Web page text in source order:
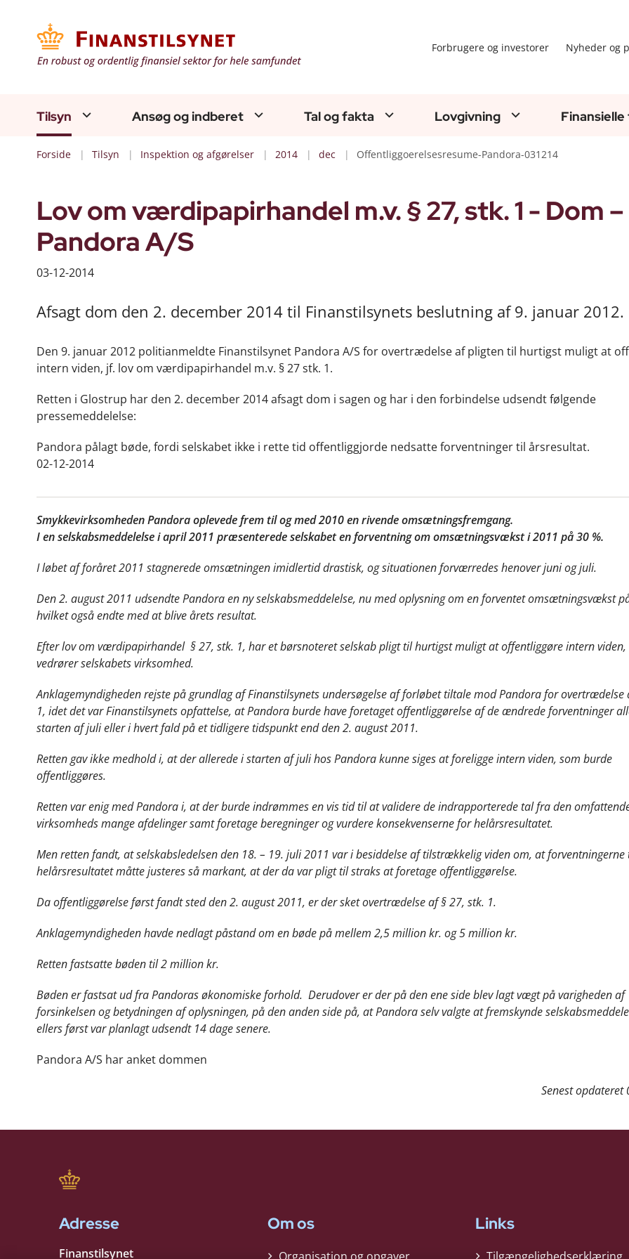
Forbrugere og investorer Nyheder og
Tilsyn Ansøg og indberet Tal og fakta Lovgivning
Forside Tilsyn Inspektion og afgørelser 2014 dec Offentliggoerelsesresume-Pandora-031214
Lov om værdipapirhandel m.v. § 27, stk. 1 - Dom –
Pandora A/S
03-12-2014
Afsagt dom den 2. december 2014 til Finanstilsynets beslutning af 9. januar 2012.
Den 9. januar 2012 politianmeldte Finanstilsynet Pandora A/S for overtrædelse af pligten til hurtigst muligt at
intern viden, jf. lov om værdipapirhandel m.v. § 27 stk. 1.
Retten i Glostrup har den 2. december 2014 afsagt dom i sagen og har i den forbindelse udsendt følgende
pressemeddelelse:
Pandora pålagt bøde, fordi selskabet ikke i rette tid offentliggjorde nedsatte forventninger til årsresultat.
02-12-2014
Smykkevirksomheden Pandora oplevede frem til og med 2010 en rivende omsætningsfremgang.
I en selskabsmeddelelse i april 2011 præsenterede selskabet en forventning om omsætningsvækst i 2011 på 30 %.
I løbet af foråret 2011 stagnerede omsætningen imidlertid drastisk, og situationen forværredes henover juni og juli.
Den 2. august 2011 udsendte Pandora en ny selskabsmeddelelse, nu med oplysning om en forventet omsætningsvækst
hvilket også endte med at blive årets resultat.
Efter lov om værdipapirhandel § 27, stk. 1, har et børsnoteret selskab pligt til hurtigst muligt at offentliggøre intern
vedrører selskabets virksomhed.
Anklagemyndigheden rejste på grundlag af Finanstilsynets undersøgelse af forløbet tiltale mod Pandora for overtrædelse
1, idet det var Finanstilsynets opfattelse, at Pandora burde have foretaget offentliggørelse af de ændrede forventninger
starten af juli eller i hvert fald på et tidligere tidspunkt end den 2. august 2011.
Retten gav ikke medhold i, at der allerede i starten af juli hos Pandora kunne siges at foreligge intern viden, som burde
offentliggøres.
Retten var enig med Pandora i, at der burde indrømmes en vis tid til at validere de indrapporterede tal fra den
virksomheds mange afdelinger samt foretage beregninger og vurdere konsekvenserne for helårsresultatet.
Men retten fandt, at selskabsledelsen den 18. – 19. juli 2011 var i besiddelse af tilstrækkelig viden om, at forventningerne
helårsresultatet måtte justeres så markant, at der da var pligt til straks at foretage offentliggørelse.
Da offentliggørelse først fandt sted den 2. august 2011, er der sket overtrædelse af § 27, stk. 1.
Anklagemyndigheden havde nedlagt påstand om en bøde på mellem 2,5 million kr. og 5 million kr.
Retten fastsatte bøden til 2 million kr.
Bøden er fastsat ud fra Pandoras økonomiske forhold. Derudover er der på den ene side blev lagt vægt på varigheden af
forsinkelsen og betydningen af oplysningen, på den anden side på, at Pandora selv valgte at fremskynde
ellers først var planlagt udsendt 14 dage senere.
Pandora A/S har anket dommen
Senest opdateret
Adresse
Finanstilsynet
Om os Links